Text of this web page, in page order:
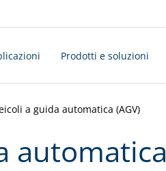
Prodotti e soluzioni
a guida automatica (AGV)
automatica